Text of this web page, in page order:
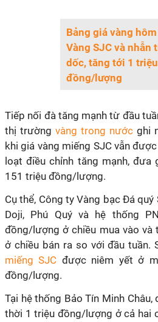
Bảng giá vàng
Vàng SJC và nhẫn
dốc, tăng tới 1 triệu
đồng/lượng
Tiếp nối đà tăng mạnh từ đầu
thị trường vàng trong nước ghi
khi giá vàng miếng SJC vẫn
loạt điều chỉnh tăng mạnh,
151 triệu đồng/lượng.
Cụ thể, Công ty Vàng bạc Đá quý
Doji, Phú Quý và hệ thống
đồng/lượng ở chiều mua vào
ở chiều bán ra so với đầu tuần.
miếng SJC được niêm yết ở
đồng/lượng.
Tại hệ thống Bảo Tín Minh
thời 1 triệu đồng/lượng ở cả hai